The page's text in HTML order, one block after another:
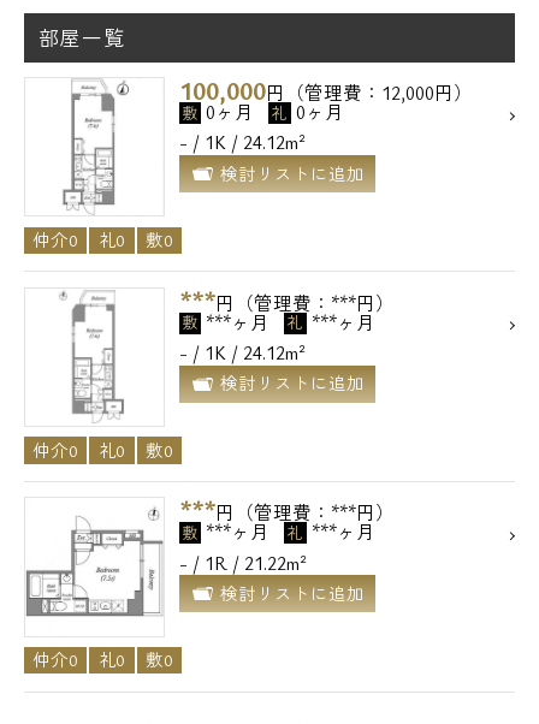
部屋一覧
100,000円（管理費：12,000円）
敷 0ヶ月 礼 0ヶ月
- / 1K / 24.12m²
検討リストに追加
仲介0 礼0 敷0
***円（管理費：***円）
敷 ***ヶ月 礼 ***ヶ月
- / 1K / 24.12m²
検討リストに追加
仲介0 礼0 敷0
***円（管理費：***円）
敷 ***ヶ月 礼 ***ヶ月
- / 1R / 21.22m²
検討リストに追加
仲介0 礼0 敷0